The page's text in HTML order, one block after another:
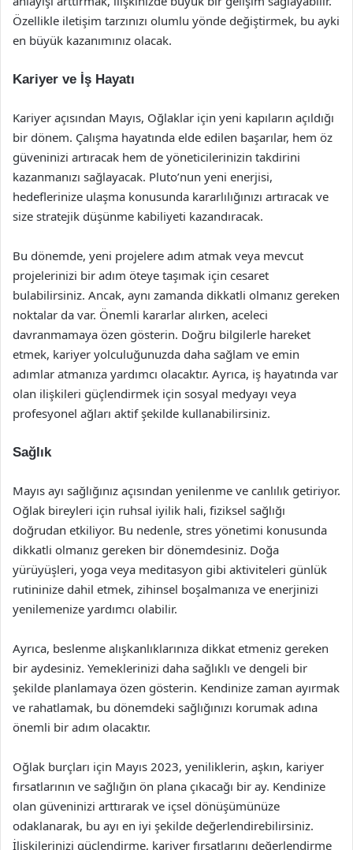
Özellikle iletişim tarzınızı olumlu yönde değiştirmek, bu ayki
en büyük kazanımınız olacak.
Kariyer ve İş Hayatı
Kariyer açısından Mayıs, Oğlaklar için yeni kapıların açıldığı
bir dönem. Çalışma hayatında elde edilen başarılar, hem öz
güveninizi artıracak hem de yöneticilerinizin takdirini
kazanmanızı sağlayacak. Pluto’nun yeni enerjisi,
hedeflerinize ulaşma konusunda kararlılığınızı artıracak ve
size stratejik düşünme kabiliyeti kazandıracak.
Bu dönemde, yeni projelere adım atmak veya mevcut
projelerinizi bir adım öteye taşımak için cesaret
bulabilirsiniz. Ancak, aynı zamanda dikkatli olmanız gereken
noktalar da var. Önemli kararlar alırken, aceleci
davranmamaya özen gösterin. Doğru bilgilerle hareket
etmek, kariyer yolculuğunuzda daha sağlam ve emin
adımlar atmanıza yardımcı olacaktır. Ayrıca, iş hayatında var
olan ilişkileri güçlendirmek için sosyal medyayı veya
profesyonel ağları aktif şekilde kullanabilirsiniz.
Sağlık
Mayıs ayı sağlığınız açısından yenilenme ve canlılık getiriyor.
Oğlak bireyleri için ruhsal iyilik hali, fiziksel sağlığı
doğrudan etkiliyor. Bu nedenle, stres yönetimi konusunda
dikkatli olmanız gereken bir dönemdesiniz. Doğa
yürüyüşleri, yoga veya meditasyon gibi aktiviteleri günlük
rutininize dahil etmek, zihinsel boşalmanıza ve enerjinizi
yenilemenize yardımcı olabilir.
Ayrıca, beslenme alışkanlıklarınıza dikkat etmeniz gereken
bir aydesiniz. Yemeklerinizi daha sağlıklı ve dengeli bir
şekilde planlamaya özen gösterin. Kendinize zaman ayırmak
ve rahatlamak, bu dönemdeki sağlığınızı korumak adına
önemli bir adım olacaktır.
Oğlak burçları için Mayıs 2023, yeniliklerin, aşkın, kariyer
fırsatlarının ve sağlığın ön plana çıkacağı bir ay. Kendinize
olan güveninizi arttırarak ve içsel dönüşümünüze
odaklanarak, bu ayı en iyi şekilde değerlendirebilirsiniz.
İlişkilerinizi güçlendirme, kariyer fırsatlarını değerlendirme